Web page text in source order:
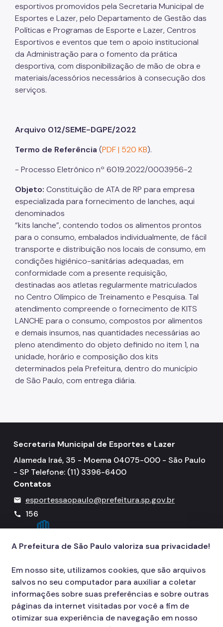
esportivos promovidos pela Secretaria Municipal de
Esportes e Lazer, pelo Departamento de Gestão das
Políticas e Programas de Esporte e Lazer, Centros
Esportivos e eventos que tem o apoio institucional
da Administração para o fomento da prática
desportiva, com disponibilização de mão de obra e
materiais/acessórios necessários à consecução dos
serviços.
Arquivo 012/SEME-DGPE/2022
Termo de Referência (PDF | 520 KB).
- Processo Eletrônico nº 6019.2022/0003956-2
Objeto: Constituição de ATA de RP para empresa
especializada para fornecimento de lanches, aqui
denominados
“kits lanche”, contendo todos os alimentos prontos
para o consumo, embalados individualmente, de fácil
transporte e distribuição nos locais de consumo, em
condições higiênico-sanitárias adequadas, em
conformidade com a presente requisição,
destinadas aos atletas regularmente matriculados
no Centro Olímpico de Treinamento e Pesquisa. Tal
atendimento compreende o fornecimento de KITS
LANCHE para o consumo, compostos por alimentos
e demais insumos, nas quantidades necessárias ao
pleno atendimento do objeto definido no item 1, na
unidade, horário e composição dos kits
determinados pela Prefeitura, dentro do município
de São Paulo, com entrega diária.
Secretaria Municipal de Esportes e Lazer
Alameda Iraé, 35 - Moema 04075-000 - São Paulo
- SP Telefone: (11) 3396-6400
Contatos
mail esportessaopaulo@prefeitura.sp.gov.br
call 156
A Prefeitura de São Paulo valoriza sua privacidade!
Em nosso site, utilizamos cookies, que são arquivos
salvos no seu computador para auxiliar a coletar
informações sobre suas preferências e sobre outras
páginas da internet visitadas por você a fim de
otimizar sua experiência de navegação em nosso